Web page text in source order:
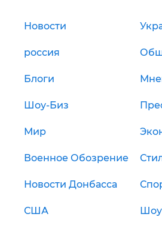
Новости
россия
Блоги
Шоу-Биз
Мир
Военное Обозрение
Новости Донбасса
США